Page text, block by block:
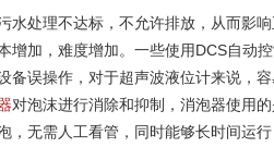
水处理不达标，不允许排放，从而影
增加，难度增加。一些使用DCS自动
备误操作，对于超声波液位计来说，
对泡沫进行消除和抑制，消泡器使用
，无需人工看管，同时能够长时间运行